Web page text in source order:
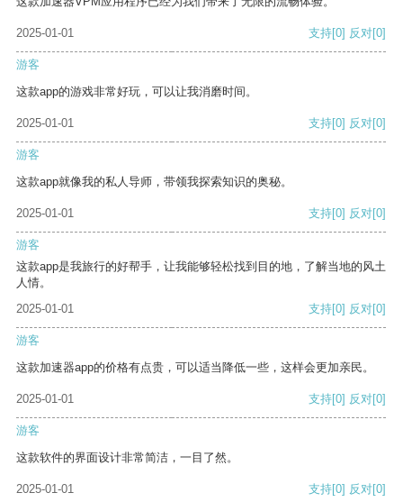
2025-01-01 支持[0] 反对[0]
游客
这款app的游戏非常好玩，可以让我消磨时间。
2025-01-01 支持[0] 反对[0]
游客
这款app就像我的私人导师，带领我探索知识的奥秘。
2025-01-01 支持[0] 反对[0]
游客
这款app是我旅行的好帮手，让我能够轻松找到目的地，了解当地的风土
人情。
2025-01-01
支持[0] 反对[0]
游客
这款加速器app的价格有点贵，可以适当降低一些，这样会更加亲民。
2025-01-01 支持[0] 反对[0]
游客
这款软件的界面设计非常简洁，一目了然。
2025-01-01 支持[0] 反对[0]